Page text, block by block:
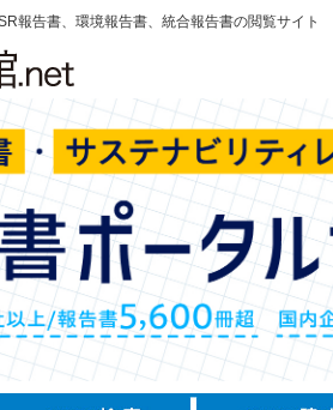
報告書、環境報告書、統合報告書の閲覧サイト